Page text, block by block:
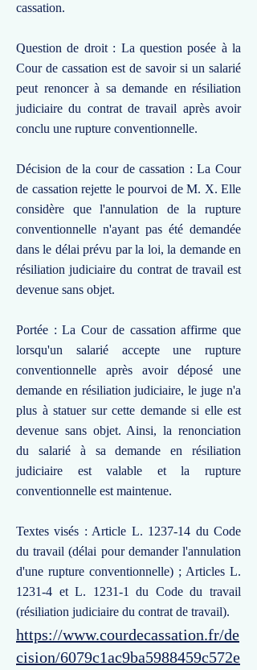
cassation.
Question de droit : La question posée à la
Cour de cassation est de savoir si un salarié
peut renoncer à sa demande en résiliation
judiciaire du contrat de travail après avoir
conclu une rupture conventionnelle.
Décision de la cour de cassation : La Cour
de cassation rejette le pourvoi de M. X. Elle
considère que l'annulation de la rupture
conventionnelle n'ayant pas été demandée
dans le délai prévu par la loi, la demande en
résiliation judiciaire du contrat de travail est
devenue sans objet.
Portée : La Cour de cassation affirme que
lorsqu'un salarié accepte une rupture
conventionnelle après avoir déposé une
demande en résiliation judiciaire, le juge n'a
plus à statuer sur cette demande si elle est
devenue sans objet. Ainsi, la renonciation
du salarié à sa demande en résiliation
judiciaire est valable et la rupture
conventionnelle est maintenue.
Textes visés : Article L. 1237-14 du Code
du travail (délai pour demander l'annulation
d'une rupture conventionnelle) ; Articles L.
1231-4 et L. 1231-1 du Code du travail
(résiliation judiciaire du contrat de travail).
https://www.courdecassation.fr/de
cision/6079c1ac9ba5988459c572e